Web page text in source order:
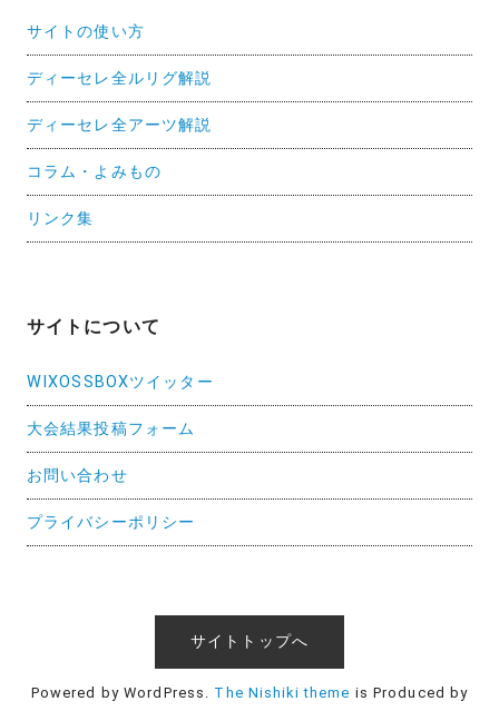
サイトの使い方
ディーセレ全ルリグ解説
ディーセレ全アーツ解説
コラム・よみもの
リンク集
サイトについて
WIXOSSBOXツイッター
大会結果投稿フォーム
お問い合わせ
プライバシーポリシー
サイトトップへ
Powered by WordPress. The Nishiki theme is Produced by